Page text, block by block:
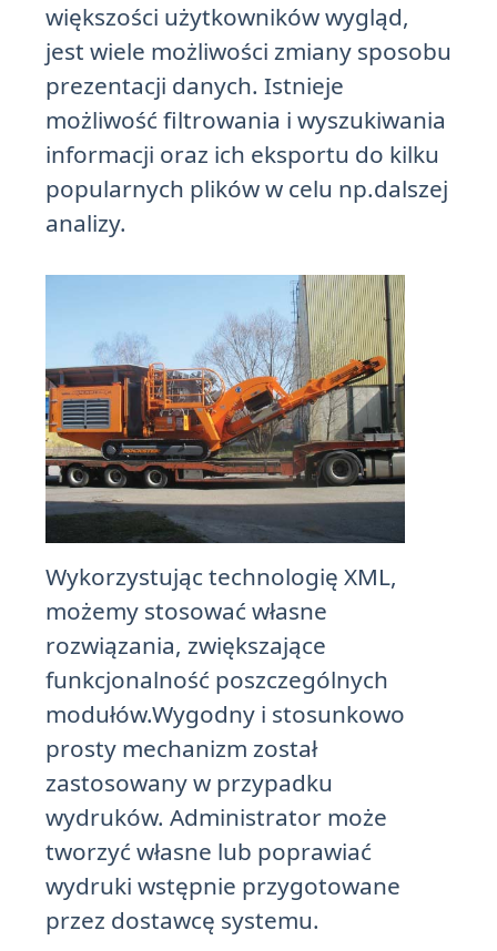
większości użytkowników wygląd,
jest wiele możliwości zmiany sposobu
prezentacji danych. Istnieje
możliwość filtrowania i wyszukiwania
informacji oraz ich eksportu do kilku
popularnych plików w celu np.dalszej
analizy.
Wykorzystując technologię XML,
możemy stosować własne
rozwiązania, zwiększające
funkcjonalność poszczególnych
modułów.Wygodny i stosunkowo
prosty mechanizm został
zastosowany w przypadku
wydruków. Administrator może
tworzyć własne lub poprawiać
wydruki wstępnie przygotowane
przez dostawcę systemu.